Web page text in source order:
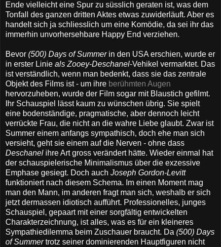
Ende vielleicht eine Spur zu süsslich geraten ist, was dem
Tonfall des ganzen dritten Aktes etwas zuwiderläuft. Aber es
handelt sich ja schliesslich um eine Komödie, da sei ihr das
immerhin unvorhersehbare Happy End verziehen.
Bevor (500) Days of Summer in den USA erschien, wurde er
in erster Linie als Zooey-Deschanel-Vehikel vermarktet. Das
ist verständlich, wenn man bedenkt, dass sie das zentrale
Objekt des Films ist - um ihre berühmten Augen
hervorzuheben, wurde der Film sogar mit Blaustich gefilmt.
Ihr Schauspiel lässt kaum zu wünschen übrig. Sie spielt
eine bodenständige, pragmatische, aber dennoch leicht
verrückte Frau, die nicht an die wahre Liebe glaubt. Zwar ist
Summer einem anfangs sympathisch, doch ehe man sich
versieht, geht sie einem auf die Nerven - ohne dass
Deschanel ihre Art gross verändert hätte. Wieder einmal hat
der schauspielerische Minimalismus über die exzessive
Emphase gesiegt. Doch auch Joseph Gordon-Levitt
funktioniert nach diesem Schema. Im einen Moment mag
man den Mann, im anderen fragt man sich, weshalb er sich
jetzt dermassen idiotisch aufführt. Professionelles, junges
Schauspiel, gepaart mit einer sorgfältig entwickelten
Charakterzeichnung, ist alles, was es für ein kleineres
Sympathiedilemma beim Zuschauer braucht. Da (500) Days
of Summertrotz seiner dominierenden Hauptfiguren nicht